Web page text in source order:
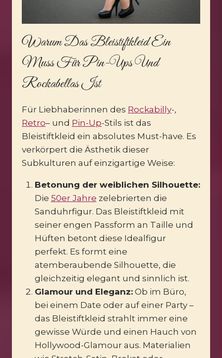
Warum Das Bleistiftkleid Ein
Muss Für Pin-Ups Und
Rockabellas Ist
Für Liebhaberinnen des Rockabilly-,
Retro– und Pin-Up-Stils ist das
Bleistiftkleid ein absolutes Must-have. Es
verkörpert die Ästhetik dieser
Subkulturen auf einzigartige Weise:
Betonung der weiblichen Silhouette:
Die 50er Jahre zelebrierten die
Sanduhrfigur. Das Bleistiftkleid mit
seiner engen Passform an Taille und
Hüften betont diese Idealfigur
perfekt. Es formt eine
atemberaubende Silhouette, die
gleichzeitig elegant und sinnlich ist.
Glamour und Eleganz:Ob im Büro,
bei einem Date oder auf einer Party –
das Bleistiftkleid strahlt immer eine
gewisse Würde und einen Hauch von
Hollywood-Glamour aus. Materialien